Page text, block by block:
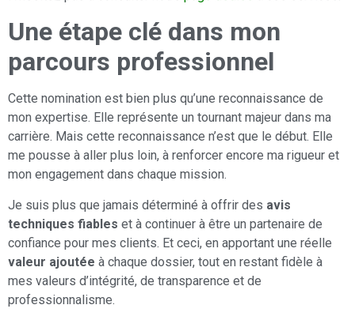
Une étape clé dans mon
parcours professionnel
Cette nomination est bien plus qu’une reconnaissance de
mon expertise. Elle représente un tournant majeur dans ma
carrière. Mais cette reconnaissance n’est que le début. Elle
me pousse à aller plus loin, à renforcer encore ma rigueur et
mon engagement dans chaque mission.
Je suis plus que jamais déterminé à offrir des avis
techniques fiables et à continuer à être un partenaire de
confiance pour mes clients. Et ceci, en apportant une réelle
valeur ajoutée à chaque dossier, tout en restant fidèle à
mes valeurs d’intégrité, de transparence et de
professionnalisme.